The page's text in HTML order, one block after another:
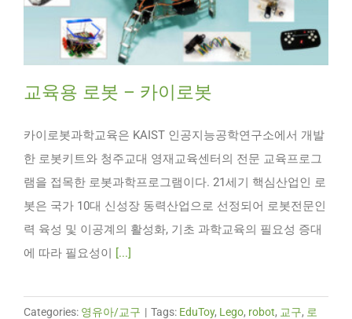
교육용 로봇 – 카이로봇
카이로봇과학교육은 KAIST 인공지능공학연구소에서 개발
한 로봇키트와 청주교대 영재교육센터의 전문 교육프로그
램을 접목한 로봇과학프로그램이다. 21세기 핵심산업인 로
봇은 국가 10대 신성장 동력산업으로 선정되어 로봇전문인
력 육성 및 이공계의 활성화, 기초 과학교육의 필요성 증대
에 따라 필요성이 [...]
Categories: 영유아/교구 | Tags: EduToy, Lego, robot, 교구, 로